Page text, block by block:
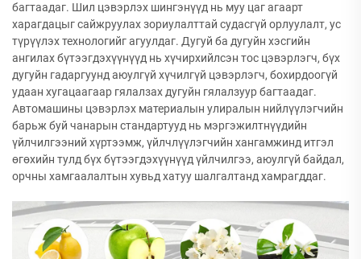
багтаадаг. Шил цэвэрлэх шингэнүүд нь муу цаг агаарт
харагдацыг сайжруулах зориулалттай судасгүй орлуулалт, ус
түрүүлэх технологийг агуулдаг. Дугуй ба дугуйн хэсгийн
ангилах бүтээгдэхүүнүүд нь хүчирхийлсэн тос цэвэрлэгч, бүх
дугуйн гадаргуунд аюулгүй хүчилгүй цэвэрлэгч, бохирдоогүй
удаан хугацаагаар гялалзах дугуйн гялалзуур багтаадаг.
Автомашины цэвэрлэх материалын улиралын нийлүүлэгчийн
барьж буй чанарын стандартууд нь мэргэжилтнүүдийн
үйлчилгээний хүртээмж, үйлчлүүлэгчийн хангамжинд итгэл
өгөхийн тулд бүх бүтээгдэхүүнүүд үйлчилгээ, аюулгүй байдал,
орчны хамгаалалтын хувьд хатуу шалгалтанд хамрагддаг.